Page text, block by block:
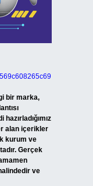
bir marka,
alan içerikler
kurum ve
Gerçek
ve